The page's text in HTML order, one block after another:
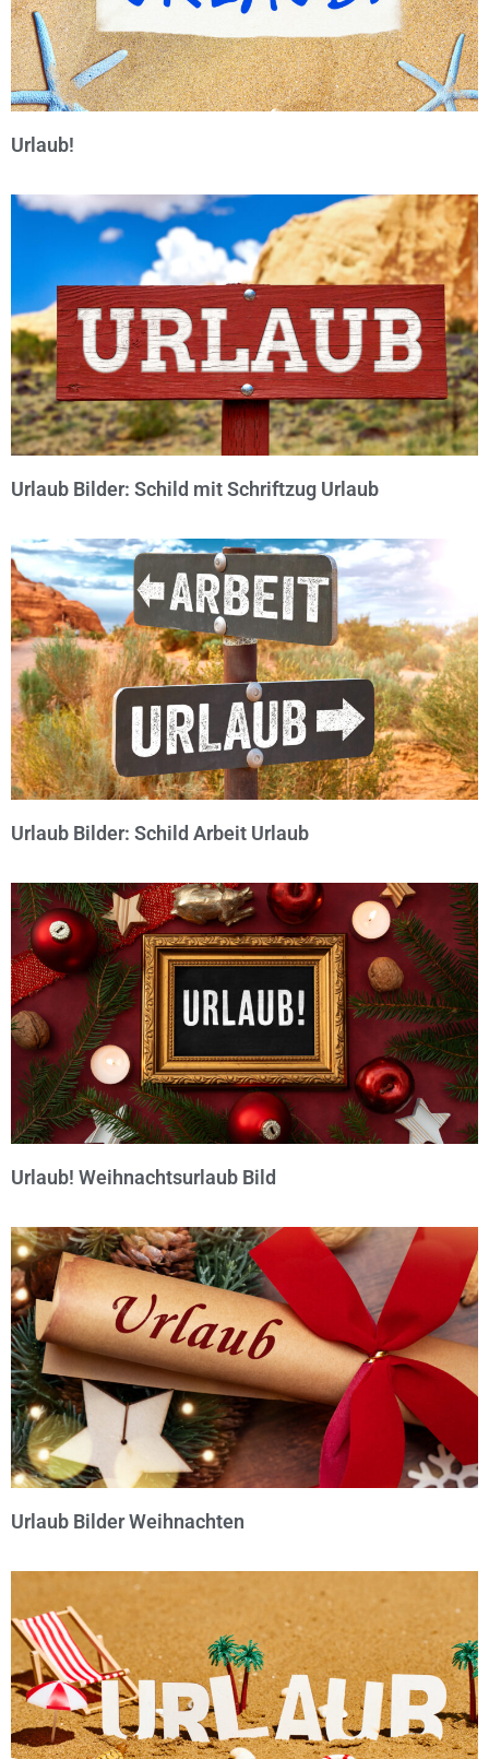
Urlaub!
© Michael Bihlmayer
Urlaub Bilder: Schild mit Schriftzug Urlaub
© Michael Bihlmayer
Urlaub Bilder: Schild Arbeit Urlaub
© Michael Bihlmayer
Urlaub! Weihnachtsurlaub Bild
© Michael Bihlmayer
Urlaub Bilder Weihnachten